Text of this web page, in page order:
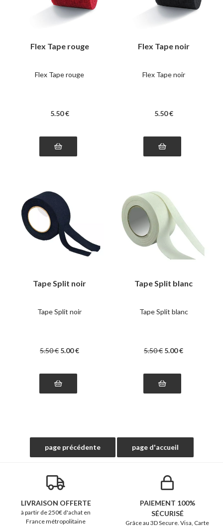
Flex Tape rouge
Flex Tape rouge
5.50 €
Flex Tape noir
Flex Tape noir
5.50 €
Tape Split noir
Tape Split noir
5.50€ 5.00€
Tape Split blanc
Tape Split blanc
5.50€ 5.00€
LIVRAISON OFFERTE
à partir de 250€ d'achat en
France métropolitaine
PAIEMENT 100%
SÉCURISÉ
Grâce au 3D Secure. Visa, Carte